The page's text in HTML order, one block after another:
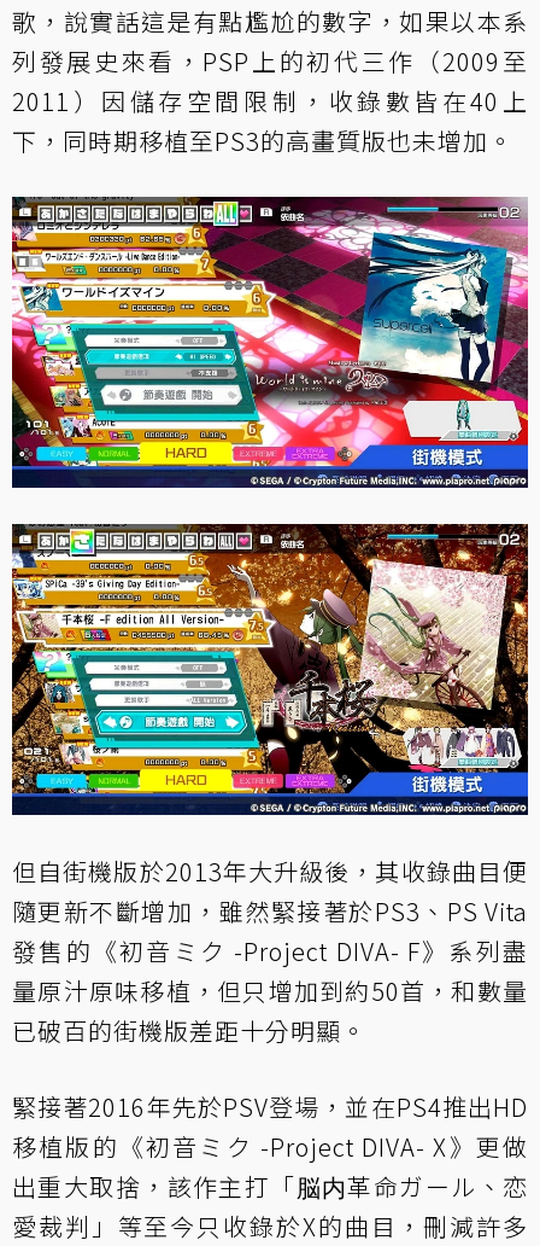
歌，說實話這是有點尷尬的數字，如果以本系
列發展史來看，PSP上的初代三作（2009至
2011）因儲存空間限制，收錄數皆在40上
下，同時期移植至PS3的高畫質版也未增加。
但自街機版於2013年大升級後，其收錄曲目便
隨更新不斷增加，雖然緊接著於PS3、PS Vita
發售的《初音ミク -Project DIVA- F》系列盡
量原汁原味移植，但只增加到約50首，和數量
已破百的街機版差距十分明顯。
緊接著2016年先於PSV登場，並在PS4推出HD
移植版的《初音ミク -Project DIVA- X》更做
出重大取捨，該作主打「脳内革命ガール、恋
愛裁判」等至今只收錄於X的曲目，刪減許多